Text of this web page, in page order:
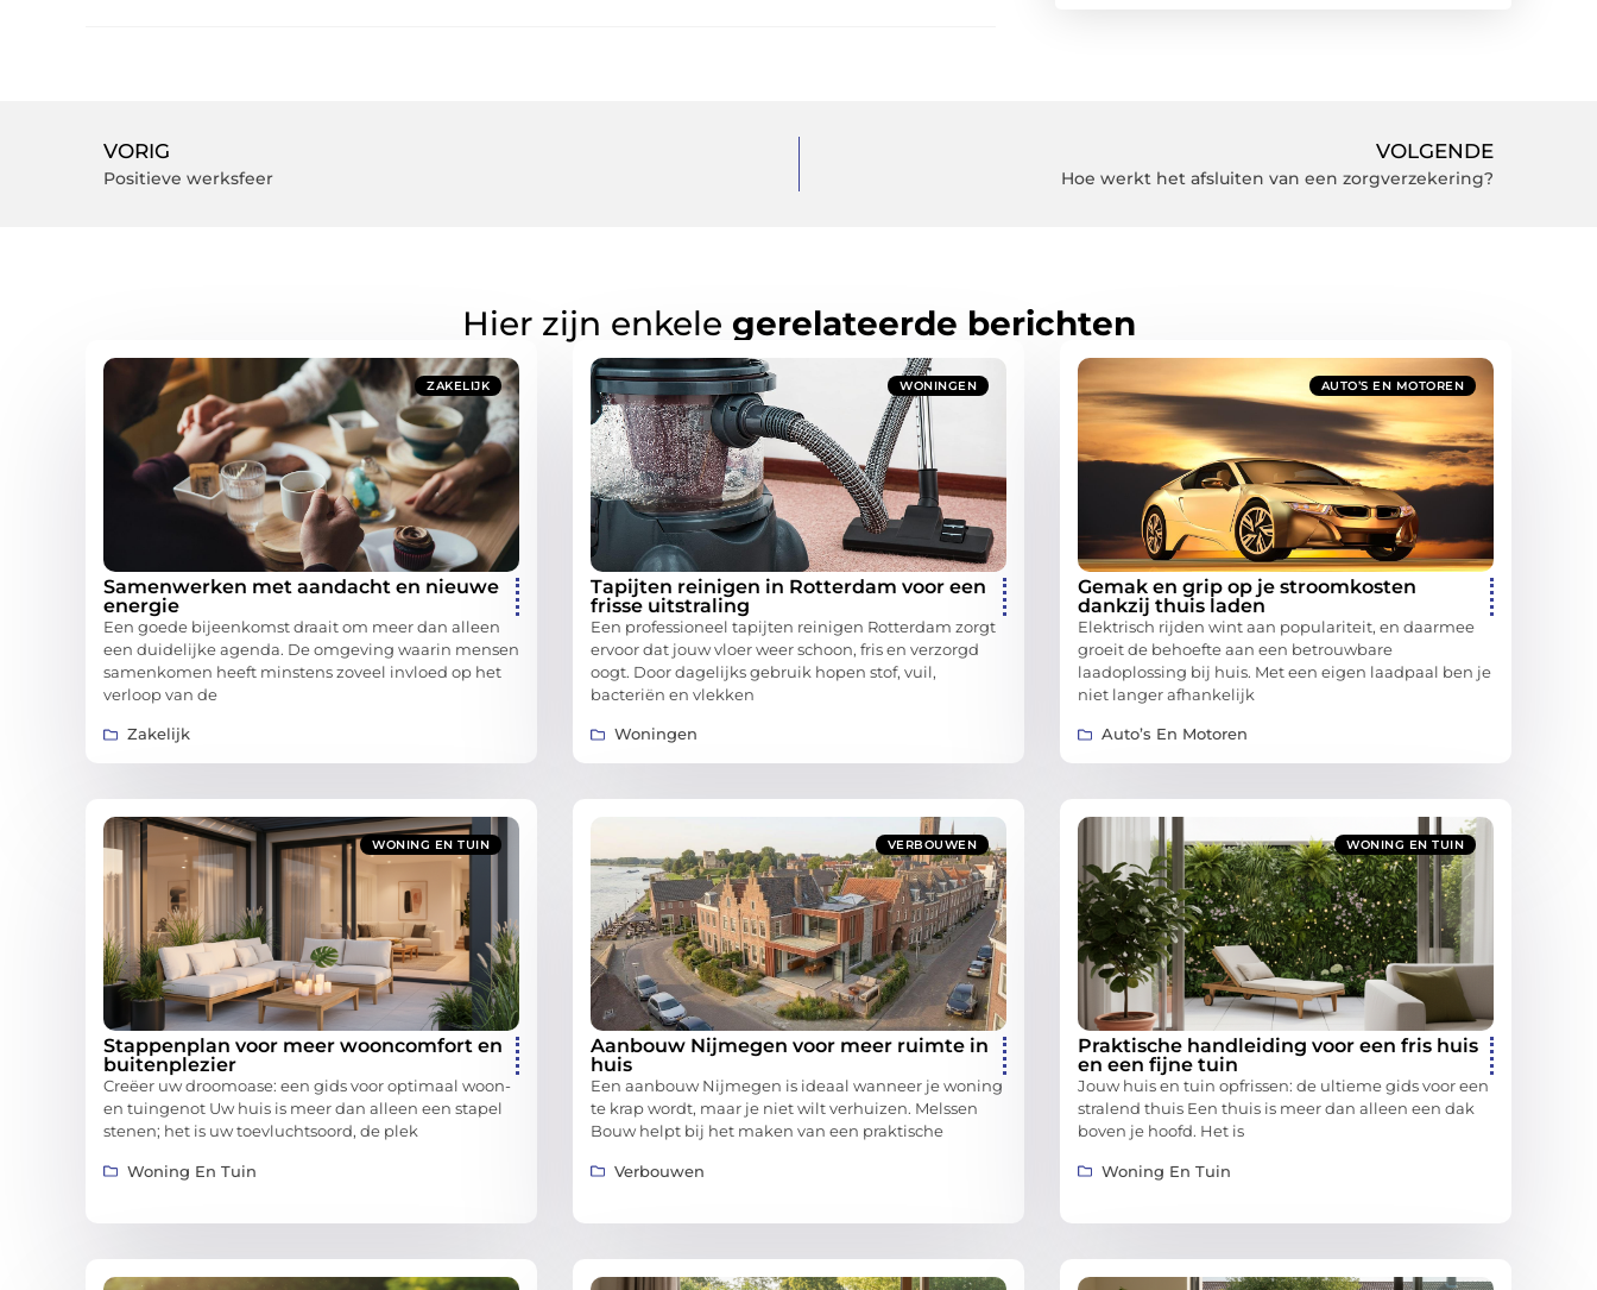
VORIG
Positieve werksfeer
VOLGENDE
Hoe werkt het afsluiten van een zorgverzekering?
Hier zijn enkele gerelateerde berichten
ZAKELIJK
Samenwerken met aandacht en nieuwe
energie
Een goede bijeenkomst draait om meer dan alleen
een duidelijke agenda. De omgeving waarin mensen
samenkomen heeft minstens zoveel invloed op het
verloop van de
Zakelijk
WONINGEN
Tapijten reinigen in Rotterdam voor een
frisse uitstraling
Een professioneel tapijten reinigen Rotterdam zorgt
ervoor dat jouw vloer weer schoon, fris en verzorgd
oogt. Door dagelijks gebruik hopen stof, vuil,
bacteriën en vlekken
Woningen
AUTO’S EN MOTOREN
Gemak en grip op je stroomkosten
dankzij thuis laden
Elektrisch rijden wint aan populariteit, en daarmee
groeit de behoefte aan een betrouwbare
laadoplossing bij huis. Met een eigen laadpaal ben je
niet langer afhankelijk
Auto’s En Motoren
WONING EN TUIN
Stappenplan voor meer wooncomfort en
buitenplezier
Creëer uw droomoase: een gids voor optimaal woon-
en tuingenot Uw huis is meer dan alleen een stapel
stenen; het is uw toevluchtsoord, de plek
Woning En Tuin
VERBOUWEN
Aanbouw Nijmegen voor meer ruimte in
huis
Een aanbouw Nijmegen is ideaal wanneer je woning
te krap wordt, maar je niet wilt verhuizen. Melssen
Bouw helpt bij het maken van een praktische
Verbouwen
WONING EN TUIN
Praktische handleiding voor een fris huis
en een fijne tuin
Jouw huis en tuin opfrissen: de ultieme gids voor een
stralend thuis Een thuis is meer dan alleen een dak
boven je hoofd. Het is
Woning En Tuin